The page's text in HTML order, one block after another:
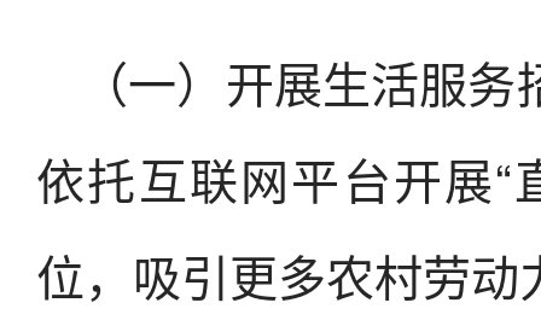
（一）开展生活服
依托互联网平台开展“
位，吸引更多农村劳